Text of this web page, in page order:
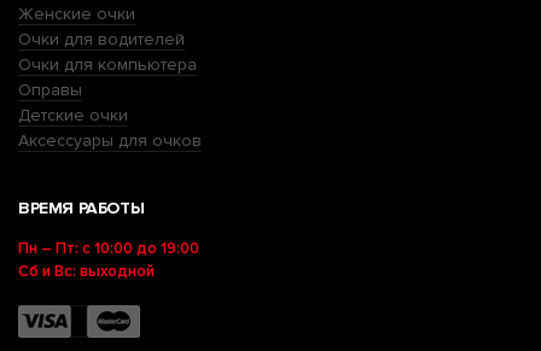
Женские очки
Очки для водителей
Очки для компьютера
Оправы
Детские очки
Аксессуары для очков
ВРЕМЯ РАБОТЫ
Пн – Пт: с 10:00 до 19:00
Сб и Вс: выходной